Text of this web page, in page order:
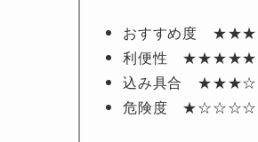
おすすめ度
利便性 ★★★★★
込み具合
危険度 ★☆☆☆☆（